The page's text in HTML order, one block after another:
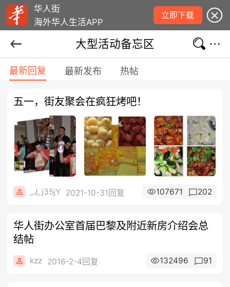
华人街
海外华人生活APP
立即下载
大型活动备忘区
最新回复 最新发布 热帖
五一，街友聚会在疯狂烤吧！
_J_j35jY 2021-10-31回复 107671 202
华人街办公室首届巴黎及附近新房介绍会总
结帖
kzz 2016-2-4回复 132496 91